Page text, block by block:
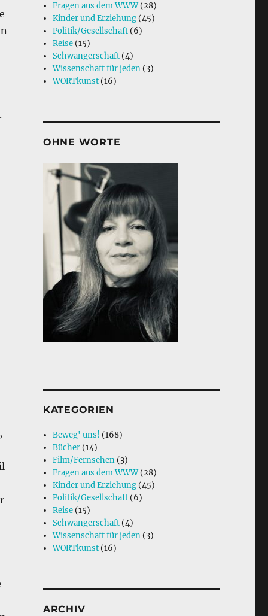
Fragen aus dem WWW(28)
Kinder und Erziehung (45)
Politik/Gesellschaft (6)
Reise (15)
Schwangerschaft (4)
Wissenschaft für jeden (3)
WORTkunst (16)
OHNE WORTE
KATEGORIEN
Beweg' uns! (168)
Bücher (14)
Film/Fernsehen (3)
Fragen aus dem WWW(28)
Kinder und Erziehung (45)
Politik/Gesellschaft (6)
Reise (15)
Schwangerschaft (4)
Wissenschaft für jeden (3)
WORTkunst (16)
ARCHIV